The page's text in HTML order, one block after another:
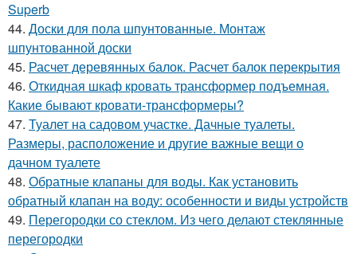
Superb
44. Доски для пола шпунтованные. Монтаж
шпунтованной доски
45. Расчет деревянных балок. Расчет балок перекрытия
46. Откидная шкаф кровать трансформер подъемная.
Какие бывают кровати-трансформеры?
47. Туалет на садовом участке. Дачные туалеты.
Размеры, расположение и другие важные вещи о
дачном туалете
48. Обратные клапаны для воды. Как установить
обратный клапан на воду: особенности и виды устройств
49. Перегородки со стеклом. Из чего делают стеклянные
перегородки